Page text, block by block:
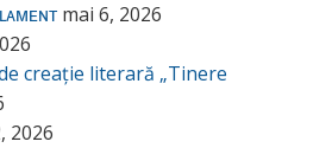
mai 6, 2026
creație literară „Tinere
2026